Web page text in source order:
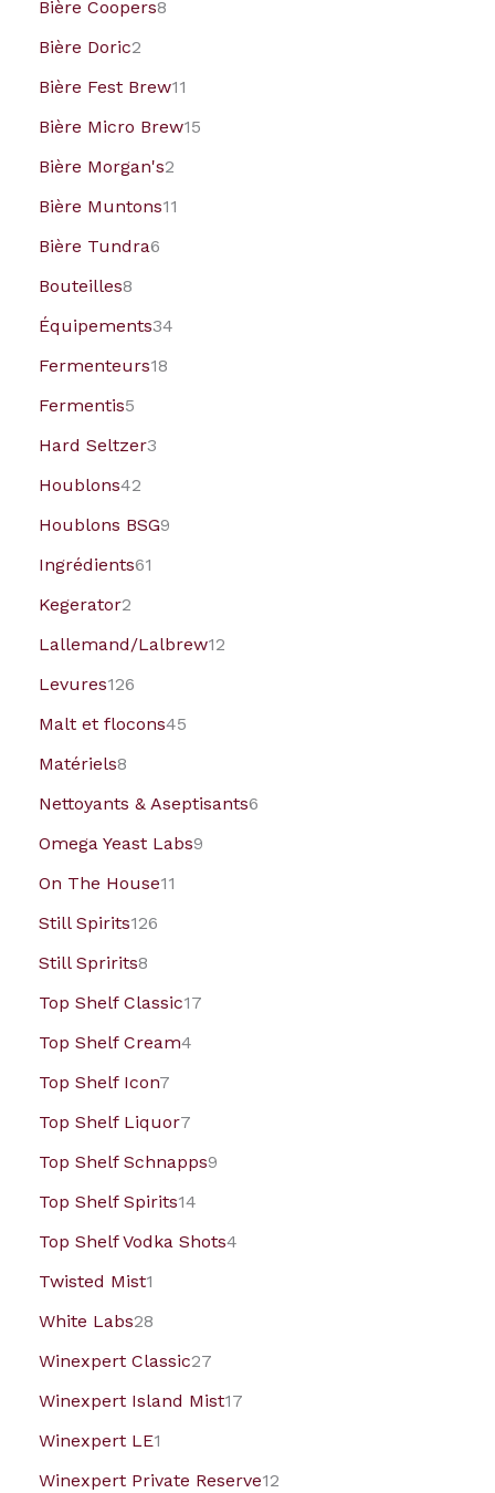
Bière Coopers8
Bière Doric2
Bière Fest Brew11
Bière Micro Brew15
Bière Morgan's2
Bière Muntons11
Bière Tundra6
Bouteilles8
Équipements34
Fermenteurs18
Fermentis5
Hard Seltzer3
Houblons42
Houblons BSG9
Ingrédients61
Kegerator2
Lallemand/Lalbrew12
Levures126
Malt et flocons45
Matériels8
Nettoyants & Aseptisants6
Omega Yeast Labs9
On The House11
Still Spirits126
Still Spririts8
Top Shelf Classic17
Top Shelf Cream4
Top Shelf Icon7
Top Shelf Liquor7
Top Shelf Schnapps9
Top Shelf Spirits14
Top Shelf Vodka Shots4
Twisted Mist1
White Labs28
Winexpert Classic27
Winexpert Island Mist17
Winexpert LE1
Winexpert Private Reserve12